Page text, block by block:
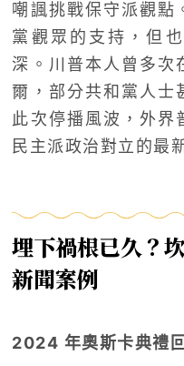
嘲諷挑戰保守派觀點
黨觀眾的支持，但
深。川普本人曾多次
爾，部分共和黨人士
此次停播風波，外界
民主派政治對立的最
埋下禍根已久？
新聞案例
2024 年奧斯卡典禮